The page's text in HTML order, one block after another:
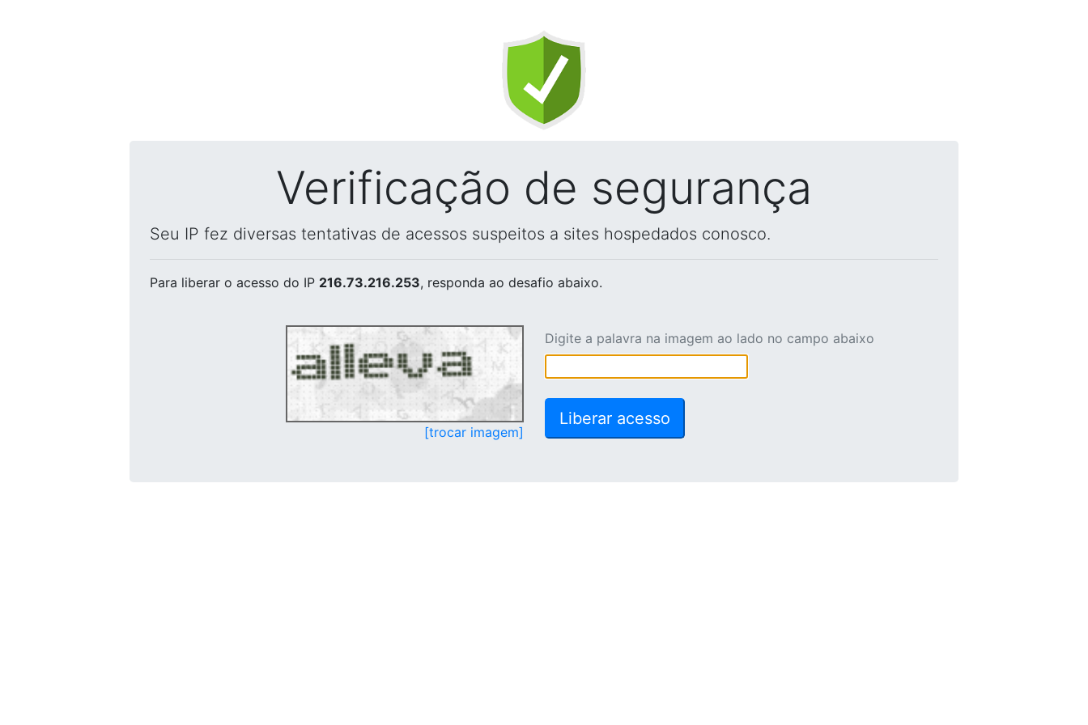
Verificação de segurança
Seu IP fez diversas tentativas de acessos suspeitos a sites hospedados conosco.
Para liberar o acesso do IP 216.73.216.253, responda ao desafio abaixo.
[trocar imagem]
Digite a palavra na imagem ao lado no campo abaixo